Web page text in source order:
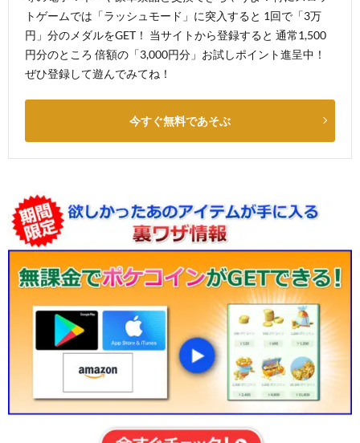
トゲームでは「ラッシュモード」に突入すると 1回で「3万
円」分のメダルをGET！ 当サイトから登録すると 通常1,500
円分のところ 倍額の「3,000円分」お試しポイント進呈中！
ぜひ登録して遊んでみてね！
今すぐ無料であそぶ